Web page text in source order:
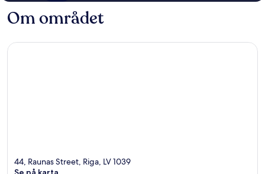
Om området
44, Raunas Street, Riga, LV 1039